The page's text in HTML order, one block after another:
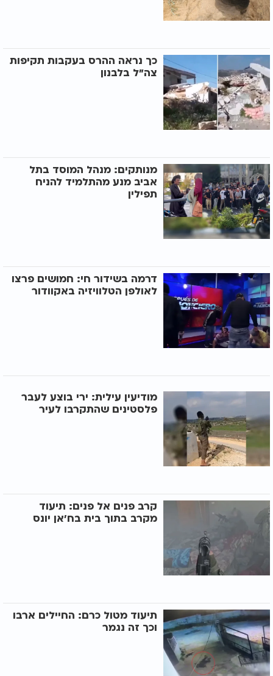
כך נראה ההרס בעקבות תקיפות
צה"ל בלבנון
מנותקים: מנהל המוסד בתל
אביב מנע מהתלמיד להניח
תפילין
דרמה בשידור חי: חמושים פרצו
לאולפן הטלוויזיה באקוודור
מודיעין עילית: ירי בוצע לעבר
פלסטינים שהתקרבו לעיר
קרב פנים אל פנים: תיעוד
מקרב בתוך בית בח'אן יונס
תיעוד מטול כרם: החיילים ארבו
וכך זה נגמר